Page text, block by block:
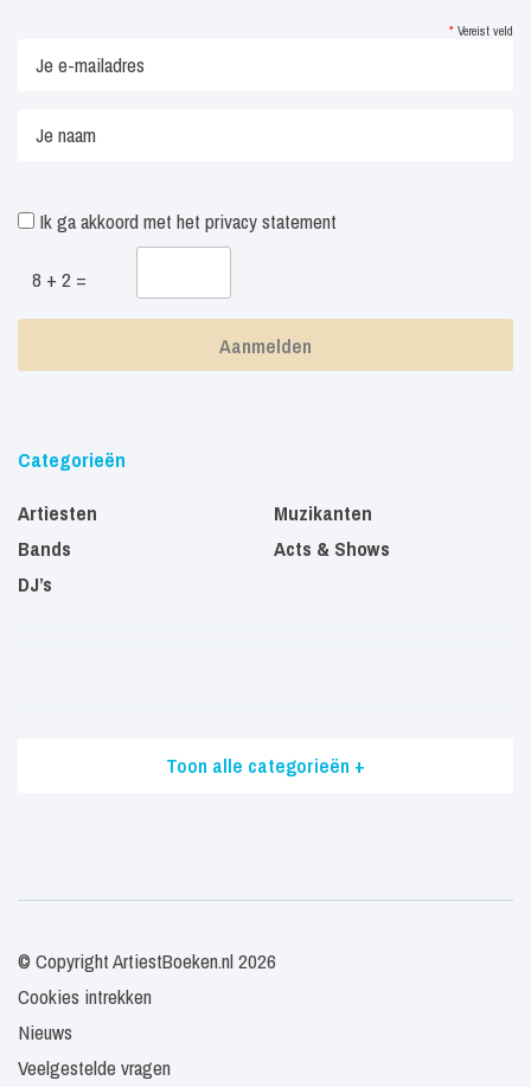
* Vereist veld
Ik ga akkoord met het privacy statement
8 + 2 =
Categorieën
Artiesten
Bands
DJ’s
Muzikanten
Acts & Shows
Toon alle categorieën +
© Copyright ArtiestBoeken.nl 2026
Cookies intrekken
Nieuws
Veelgestelde vragen